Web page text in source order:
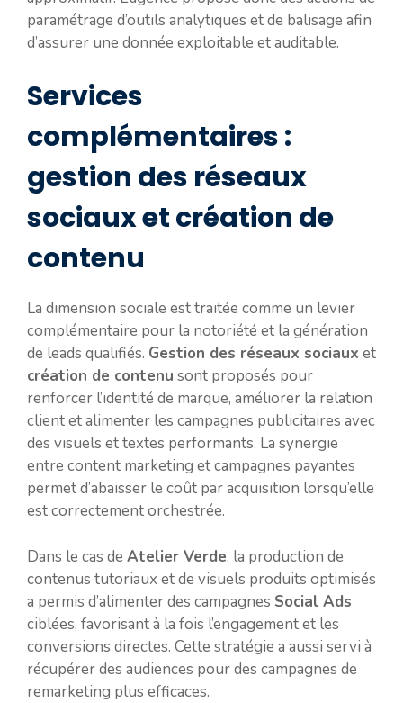
paramétrage d’outils analytiques et de balisage afin
d’assurer une donnée exploitable et auditable.
Services
complémentaires :
gestion des réseaux
sociaux et création de
contenu
La dimension sociale est traitée comme un levier
complémentaire pour la notoriété et la génération
de leads qualifiés. Gestion des réseaux sociaux et
création de contenu sont proposés pour
renforcer l’identité de marque, améliorer la relation
client et alimenter les campagnes publicitaires avec
des visuels et textes performants. La synergie
entre content marketing et campagnes payantes
permet d’abaisser le coût par acquisition lorsqu’elle
est correctement orchestrée.
Dans le cas de Atelier Verde, la production de
contenus tutoriaux et de visuels produits optimisés
a permis d’alimenter des campagnes Social Ads
ciblées, favorisant à la fois l’engagement et les
conversions directes. Cette stratégie a aussi servi à
récupérer des audiences pour des campagnes de
remarketing plus efficaces.